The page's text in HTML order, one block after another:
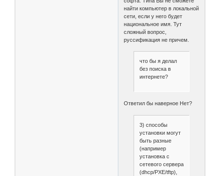
найти компьютер в локальной
сети, если у него будет
национальное имя. Тут
сложный вопрос,
руссификация не причем.
что бы я делал
без поиска в
интернете?
Ответил бы наверное Нет?
3) способы
установки могут
быть разные
(например
установка с
сетевого сервера
(dhcp/PXE/tftp),